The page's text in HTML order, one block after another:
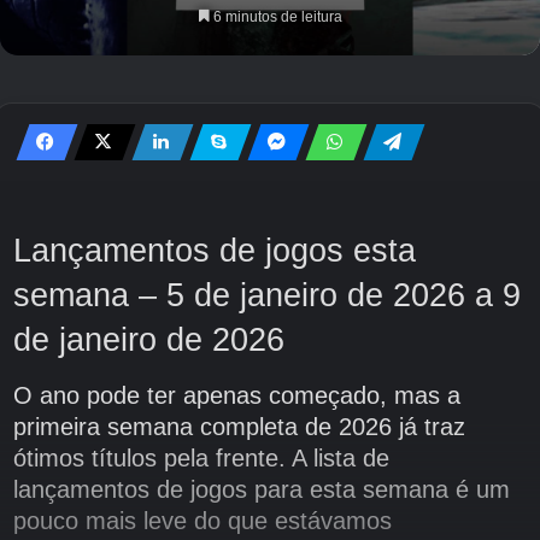
6 minutos de leitura
Lançamentos de jogos esta
semana – 5 de janeiro de 2026 a 9
de janeiro de 2026
O ano pode ter apenas começado, mas a
primeira semana completa de 2026 já traz
ótimos títulos pela frente. A lista de
lançamentos de jogos para esta semana é um
pouco mais leve do que estávamos